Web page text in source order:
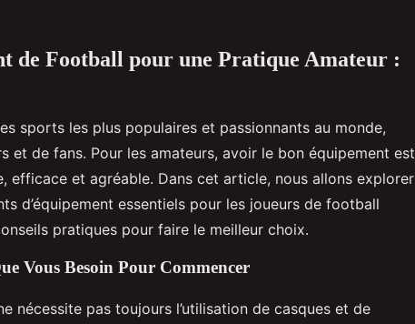
de Football pour une Pratique Amateur :
sports les plus populaires et passionnants au monde,
et de fans. Pour les amateurs, avoir le bon équipement est
efficace et agréable. Dans cet article, nous allons explorer
d’équipement essentiels pour les joueurs de football
pratiques pour faire le meilleur choix.
Vous Besoin Pour Commencer
nécessite pas toujours l’utilisation de casques et de